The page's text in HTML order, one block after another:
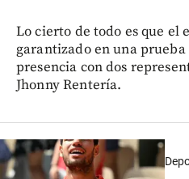
Lo cierto de todo es que el
garantizado en una
presencia con dos
Jhonny Rentería.